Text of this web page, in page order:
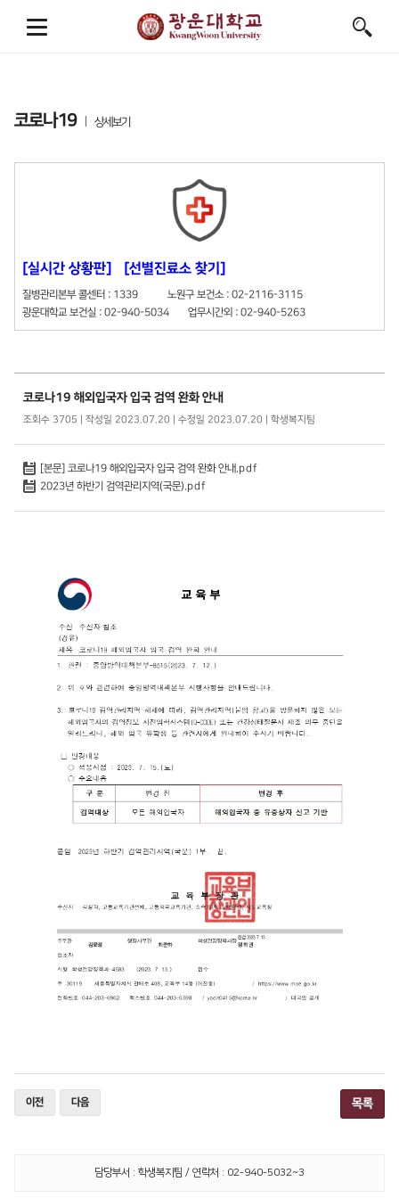
코로나19 상세보기
[실시간 상황판] [선별진료소 찾기]
질병관리본부 콜센터 : 1339 노원구 보건소 : 02-2116-3115
광운대학교 보건실 : 02-940-5034 업무시간외 : 02-940-5263
코로나19 해외입국자 입국 검역 완화 안내
조회수 3705 | 작성일 2023.07.20 | 수정일 2023.07.20 | 학생복지팀
[본문] 코로나19 해외입국자 입국 검역 완화 안내.pdf
2023년 하반기 검역관리지역(국문).pdf
이전 다음 목록
담당부서 : 학생복지팀 / 연락처 : 02-940-5032~3